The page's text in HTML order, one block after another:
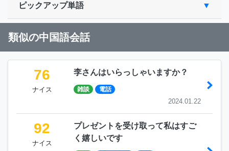
ピックアップ単語
類似の中国語会話
76
ナイス
李さんはいらっしゃいますか？
雑談 電話
2024.01.22
92
ナイス
プレゼントを受け取って私はすご
く嬉しいです